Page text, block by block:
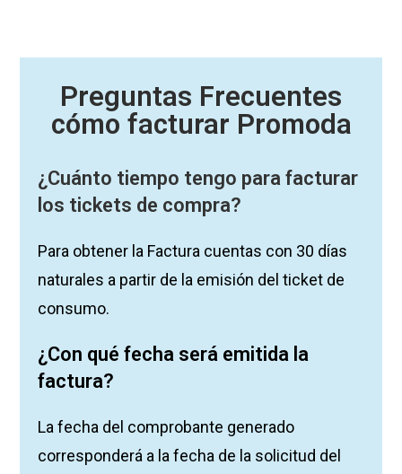
Preguntas Frecuentes
cómo facturar Promoda
¿Cuánto tiempo tengo para facturar
los tickets de compra?
Para obtener la Factura cuentas con 30 días
naturales a partir de la emisión del ticket de
consumo.
¿Con qué fecha será emitida la
factura?
La fecha del comprobante generado
corresponderá a la fecha de la solicitud del